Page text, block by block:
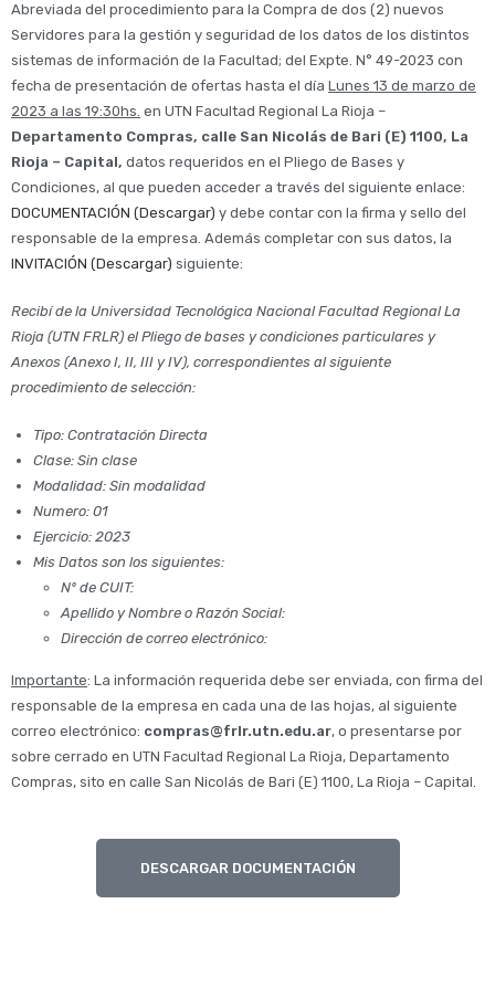
Abreviada del procedimiento para la Compra de dos (2) nuevos
Servidores para la gestión y seguridad de los datos de los distintos
sistemas de información de la Facultad; del Expte. N° 49-2023 con
fecha de presentación de ofertas hasta el día Lunes 13 de marzo de
2023 a las 19:30hs. en UTN Facultad Regional La Rioja –
Departamento Compras, calle San Nicolás de Bari (E) 1100, La
Rioja – Capital, datos requeridos en el Pliego de Bases y
Condiciones, al que pueden acceder a través del siguiente enlace:
DOCUMENTACIÓN (Descargar) y debe contar con la firma y sello del
responsable de la empresa. Además completar con sus datos, la
INVITACIÓN (Descargar) siguiente:
Recibí de la Universidad Tecnológica Nacional Facultad Regional La
Rioja (UTN FRLR) el Pliego de bases y condiciones particulares y
Anexos (Anexo I, II, III y IV), correspondientes al siguiente
procedimiento de selección:
Tipo: Contratación Directa
Clase: Sin clase
Modalidad: Sin modalidad
Numero: 01
Ejercicio: 2023
Mis Datos son los siguientes:
Nº de CUIT:
Apellido y Nombre o Razón Social:
Dirección de correo electrónico:
Importante: La información requerida debe ser enviada, con firma del
responsable de la empresa en cada una de las hojas, al siguiente
correo electrónico: compras@frlr.utn.edu.ar, o presentarse por
sobre cerrado en UTN Facultad Regional La Rioja, Departamento
Compras, sito en calle San Nicolás de Bari (E) 1100, La Rioja – Capital.
DESCARGAR DOCUMENTACIÓN